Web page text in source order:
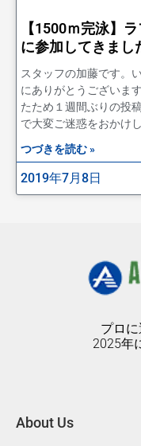
【1500ｍ完泳】
に参加してきまし
スタッフの加藤です。
にありがとうございま
たため１週間ぶりの投
で大変ご迷惑をおかけ
つづきを読む »
2019年7月8日
プロに
2025年
About Us